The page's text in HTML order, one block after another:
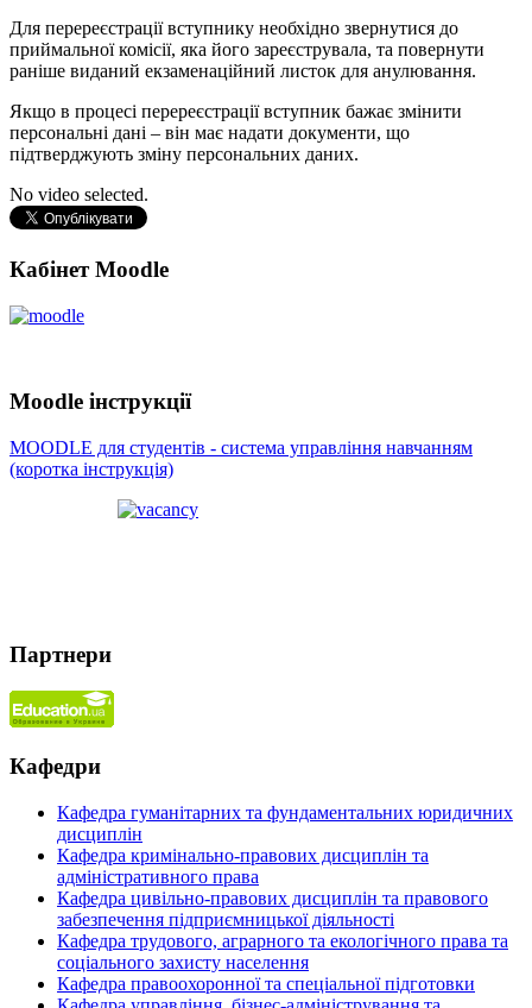
Для перереєстрації вступнику необхідно звернутися до
приймальної комісії, яка його зареєструвала, та повернути
раніше виданий екзаменаційний листок для анулювання.
Якщо в процесі перереєстрації вступник бажає змінити
персональні дані – він має надати документи, що
підтверджують зміну персональних даних.
No video selected.
Кабінет Moodle
Moodle інструкції
MOODLE для студентів - система управління навчанням
(коротка інструкція)
Партнери
Кафедри
Кафедра гуманітарних та фундаментальних юридичних
дисциплін
Кафедра кримінально-правових дисциплін та
адміністративного права
Кафедра цивільно-правових дисциплін та правового
забезпечення підприємницької діяльності
Кафедра трудового, аграрного та екологічного права та
соціального захисту населення
Кафедра правоохоронної та спеціальної підготовки